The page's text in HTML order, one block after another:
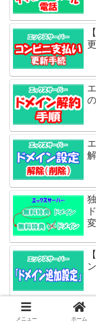
メニュー ホーム